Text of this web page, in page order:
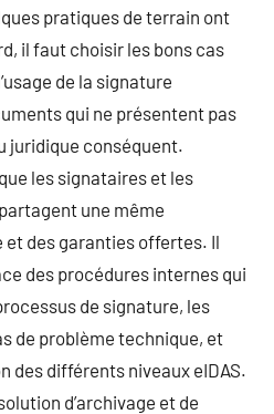
pratiques de terrain ont
il faut choisir les bons cas
de la signature
qui ne présentent pas
juridique conséquent.
les signataires et les
une même
des garanties offertes. Il
des procédures internes qui
de signature, les
de problème technique, et
des différents niveaux eIDAS.
d’archivage et de